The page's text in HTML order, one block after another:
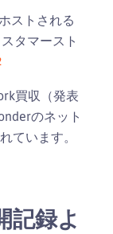
ストされる
タマースト
買収（発表
のネット
ています。
記録よ